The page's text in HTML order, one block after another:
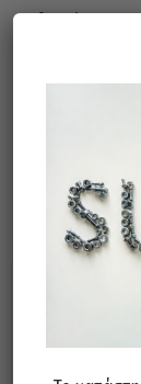
Διαθεσιμότητα:
Σχετικά